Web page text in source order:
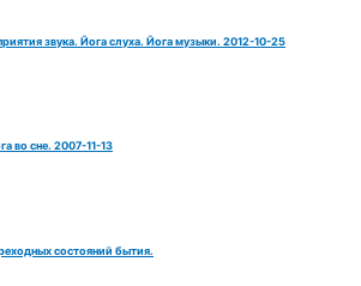
звука. Йога слуха. Йога музыки. 2012-10-25
во сне. 2007-11-13
состояний бытия.